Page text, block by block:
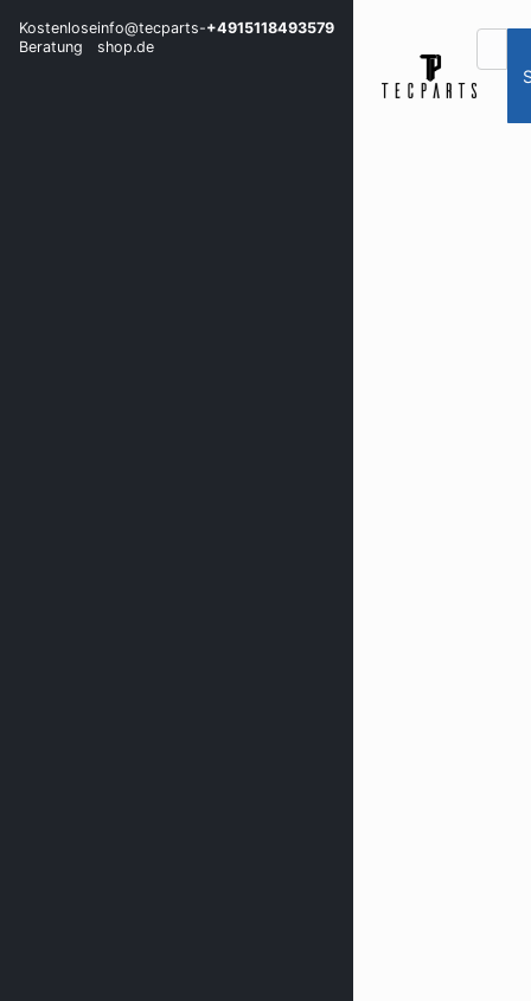
Kostenlose
Beratung
info@tecparts-
shop.de
+4915118493579